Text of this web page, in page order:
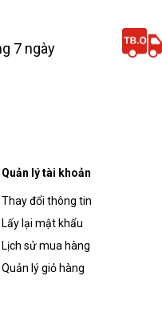
7 ngày
Quản lý tài khoản
Thay đổi thông tin
Lấy lại mật khẩu
Lịch sử mua hàng
Quản lý giỏ hàng